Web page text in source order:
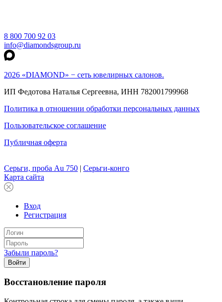
8 800 700 92 03
info@diamondsgroup.ru
2026 «DIAMOND» − сеть ювелирных салонов.
ИП Федотова Наталья Сергеевна, ИНН 782001799968
Политика в отношении обработки персональных данных
Пользовательское соглашение
Публичная оферта
Серьги, проба Au 750 | Серьги-конго
Карта сайта
Вход
Регистрация
Забыли пароль?
Войти
Восстановление пароля